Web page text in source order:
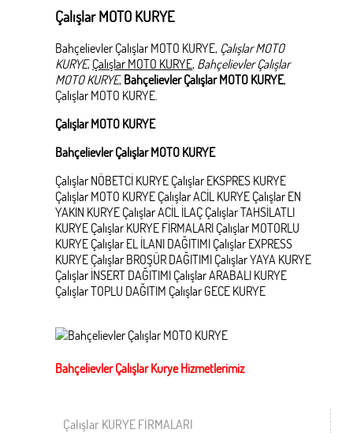
Çalışlar MOTO KURYE
Bahçelievler Çalışlar MOTO KURYE, Çalışlar MOTO
KURYE, Çalışlar MOTO KURYE, Bahçelievler Çalışlar
MOTO KURYE, Bahçelievler Çalışlar MOTO KURYE,
Çalışlar MOTO KURYE.
Çalışlar MOTO KURYE
Bahçelievler Çalışlar MOTO KURYE
Çalışlar NÖBETCİ KURYE Çalışlar EKSPRES KURYE
Çalışlar MOTO KURYE Çalışlar ACİL KURYE Çalışlar EN
YAKIN KURYE Çalışlar ACİL İLAÇ Çalışlar TAHSİLATLI
KURYE Çalışlar KURYE FİRMALARI Çalışlar MOTORLU
KURYE Çalışlar EL İLANI DAĞITIMI Çalışlar EXPRESS
KURYE Çalışlar BROŞÜR DAĞITIMI Çalışlar YAYA KURYE
Çalışlar İNSERT DAĞITIMI Çalışlar ARABALI KURYE
Çalışlar TOPLU DAĞITIM Çalışlar GECE KURYE
Bahçelievler Çalışlar Kurye Hizmetlerimiz
Çalışlar KURYE FİRMALARI